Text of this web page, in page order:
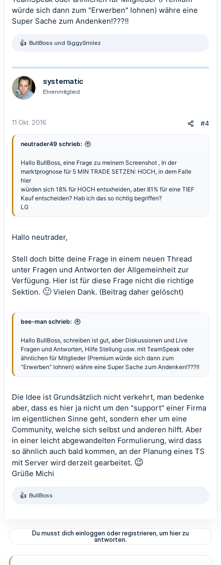
würde sich dann zum "Erwerben" lohnen) währe eine
Super Sache zum Andenken!???!!
R
k
t
i
o
n
:
BullBoss und SiggySmilez
systematic
Ehrenmitglied
11 Okt. 2016 #4
neutrader49 schrieb:
Hallo BullBoss, eine Frage zu meinem Screenshot , In der
marktprognose für 5 MIN TRADE SETZEN: HOCH, in dem Falle
hier
würden sich 18% für HOCH entsxheiden, aber 81% für eine TIEF
Kauf entscheiden? Hab ich das so richtig begriffen?
LG
Hallo neutrader,
Stell doch bitte deine Frage in einem neuen Thread
unter Fragen und Antworten der Allgemeinheit zur
Verfügung. Hier ist für diese Frage nicht die richtige
Sektion. 🙂 Vielen Dank. (Beitrag daher gelöscht)
bee-man schrieb:
Hallo BullBoss, schreiben ist gut, aber Diskussionen und Live
Fragen und Antworten, Hilfe Stellung usw. mit TeamSpeak oder
ähnlichen für Mitglieder (Premium würde sich dann zum
"Erwerben" lohnen) währe eine Super Sache zum Andenken!???!!
Die Idee ist Grundsätzlich nicht verkehrt, man bedenke
aber, dass es hier ja nicht um den "support" einer Firma
im eigentlichen Sinne geht, sondern eher um eine
Community, welche sich selbst und anderen hilft. Aber
in einer leicht abgewandelten Formulierung, wird dass
so ähnlich auch bald kommen, an der Planung eines TS
mit Server wird derzeit gearbeitet. 😉
Grüße Michi
R
t
o
n
BullBoss
Du musst dich einloggen oder registrieren, um hier zu
antworten.